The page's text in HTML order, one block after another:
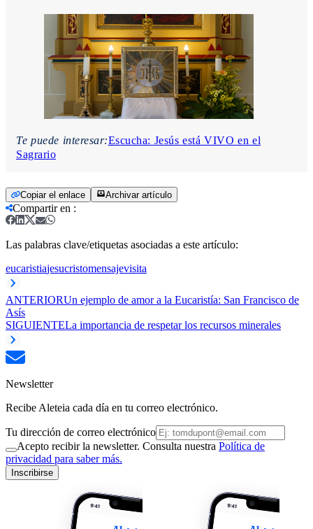
Te puede interesar:Escucha: Jesús está VIVO en el
Sagrario
Copiar el enlace Archivar artículo
Compartir en :
Las palabras clave/etiquetas asociadas a este artículo:
eucaristiajesucristomensajevisita
ANTERIORUn ejemplo de amor a la Eucaristía: San Francisco de
Asís
SIGUIENTELa importancia de respetar los recursos minerales
Newsletter
Recibe Aleteia cada día en tu correo electrónico.
Tu dirección de correo electrónico
Acepto recibir la newsletter. Consulta nuestra Política de
privacidad para saber más.
Inscribirse